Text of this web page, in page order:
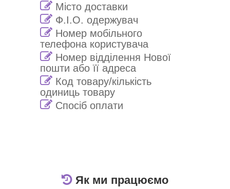
Як ми працюємо
Місто доставки
Ф.І.О. одержувач
Номер мобільного
телефона користувача
Номер відділення Нової
пошти або її адреса
Код товару/кількість
одиниць товару
Спосіб оплати